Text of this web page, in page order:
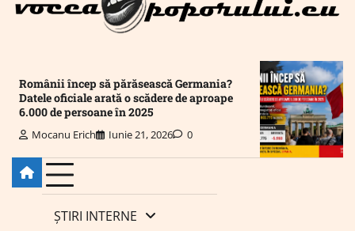
Românii încep să părăsească Germania?
Datele oficiale arată o scădere de aproape
6.000 de persoane în 2025
Mocanu Erich Iunie 21, 2026 0
ȘTIRI INTERNE